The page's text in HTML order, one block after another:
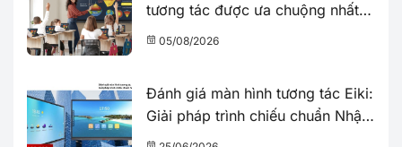
tương tác được ưa chuộng nhất
năm 2026
05/08/2026
Đánh giá màn hình tương tác Eiki:
Giải pháp trình chiếu chuẩn Nhật
Bản